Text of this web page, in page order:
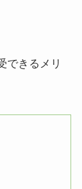
できるメリ